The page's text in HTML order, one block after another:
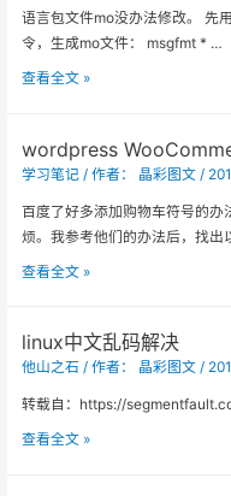
vps
ecs
件
性
的
centos
linux
文
件
语言包文件mo没办法修改。 先
令，生成mo文件： msgfmt * …
linux
改
语
言
包
和
查看全文 »
wordpress
学习笔记 / 作者： 晶彩图文 /
百度了好多添加购物车符号的
烦。我参考他们的办法后，找出
wordpress
菜
单
按
上
查看全文 »
linux中文乱码解决
他山之石 / 作者： 晶彩图文 /
转载自：https://
linux
查看全文 »